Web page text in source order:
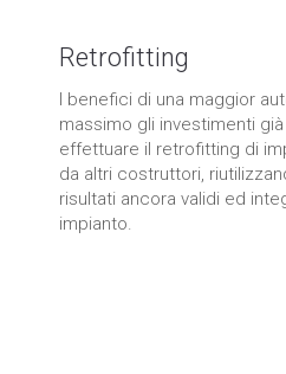
Retrofitting
I benefici di una maggior
massimo gli investimenti
effettuare il retrofitting di
da altri costruttori,
risultati ancora validi ed
impianto.